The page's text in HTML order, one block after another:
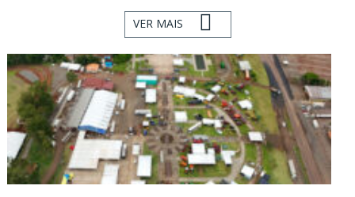
VER MAIS